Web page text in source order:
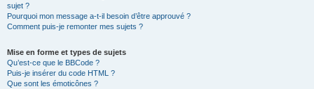
sujet ?
Pourquoi mon message a-t-il besoin d’être approuvé ?
Comment puis-je remonter mes sujets ?
Mise en forme et types de sujets
Qu’est-ce que le BBCode ?
Puis-je insérer du code HTML ?
Que sont les émoticônes ?